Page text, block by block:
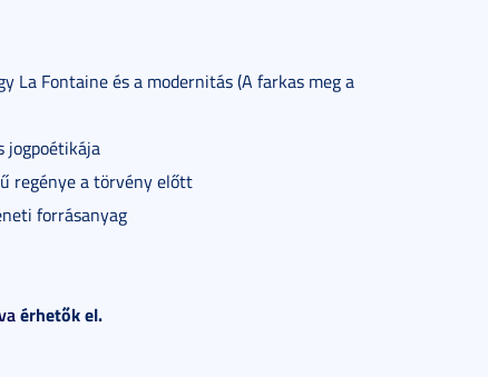
La Fontaine és a modernitás (A farkas meg a
jogpoétikája
regénye a törvény előtt
forrásanyag
érhetők el.